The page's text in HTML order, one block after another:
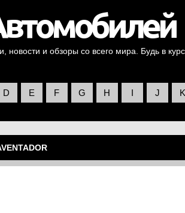
новости и обзоры со всего мира. Будь в
D E F G H I J K